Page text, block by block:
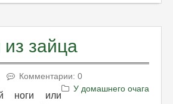
зайца
Комментарии: 0
У домашнего очага
ноги или